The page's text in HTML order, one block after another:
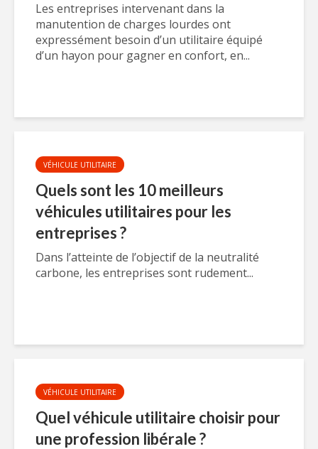
Les entreprises intervenant dans la
manutention de charges lourdes ont
expressément besoin d’un utilitaire équipé
d’un hayon pour gagner en confort, en...
VÉHICULE UTILITAIRE
Quels sont les 10 meilleurs
véhicules utilitaires pour les
entreprises ?
Dans l’atteinte de l’objectif de la neutralité
carbone, les entreprises sont rudement...
VÉHICULE UTILITAIRE
Quel véhicule utilitaire choisir pour
une profession libérale ?